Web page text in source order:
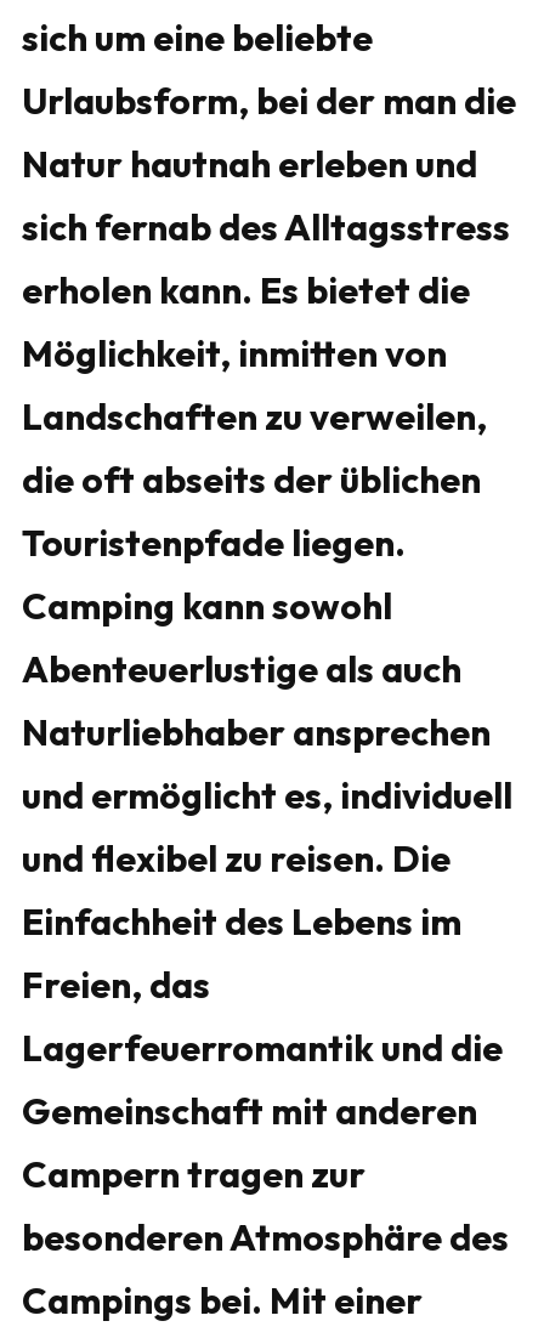
sich um eine beliebte
Urlaubsform, bei der man die
Natur hautnah erleben und
sich fernab des Alltagsstress
erholen kann. Es bietet die
Möglichkeit, inmitten von
Landschaften zu verweilen,
die oft abseits der üblichen
Touristenpfade liegen.
Camping kann sowohl
Abenteuerlustige als auch
Naturliebhaber ansprechen
und ermöglicht es, individuell
und flexibel zu reisen. Die
Einfachheit des Lebens im
Freien, das
Lagerfeuerromantik und die
Gemeinschaft mit anderen
Campern tragen zur
besonderen Atmosphäre des
Campings bei. Mit einer